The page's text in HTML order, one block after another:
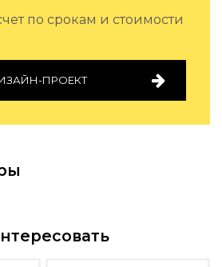
по срокам и стоимости
ПРОЕКТ